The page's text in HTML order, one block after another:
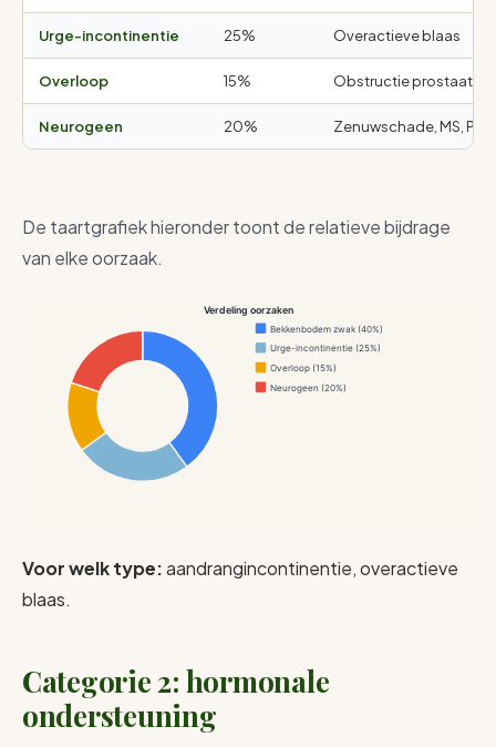
Urge-incontinentie 25% Overactieve blaas
Overloop 15% Obstructie prostaat
Neurogeen 20% Zenuwschade, MS,
De taartgrafiek hieronder toont de relatieve bijdrage
van elke oorzaak.
Verdeling oorzaken
Bekkenbodem zwak (40%)
Urge-incontinentie (25%)
Overloop (15%)
Neurogeen (20%)
Voor welk type:aandrangincontinentie, overactieve
blaas.
Categorie 2: hormonale
ondersteuning